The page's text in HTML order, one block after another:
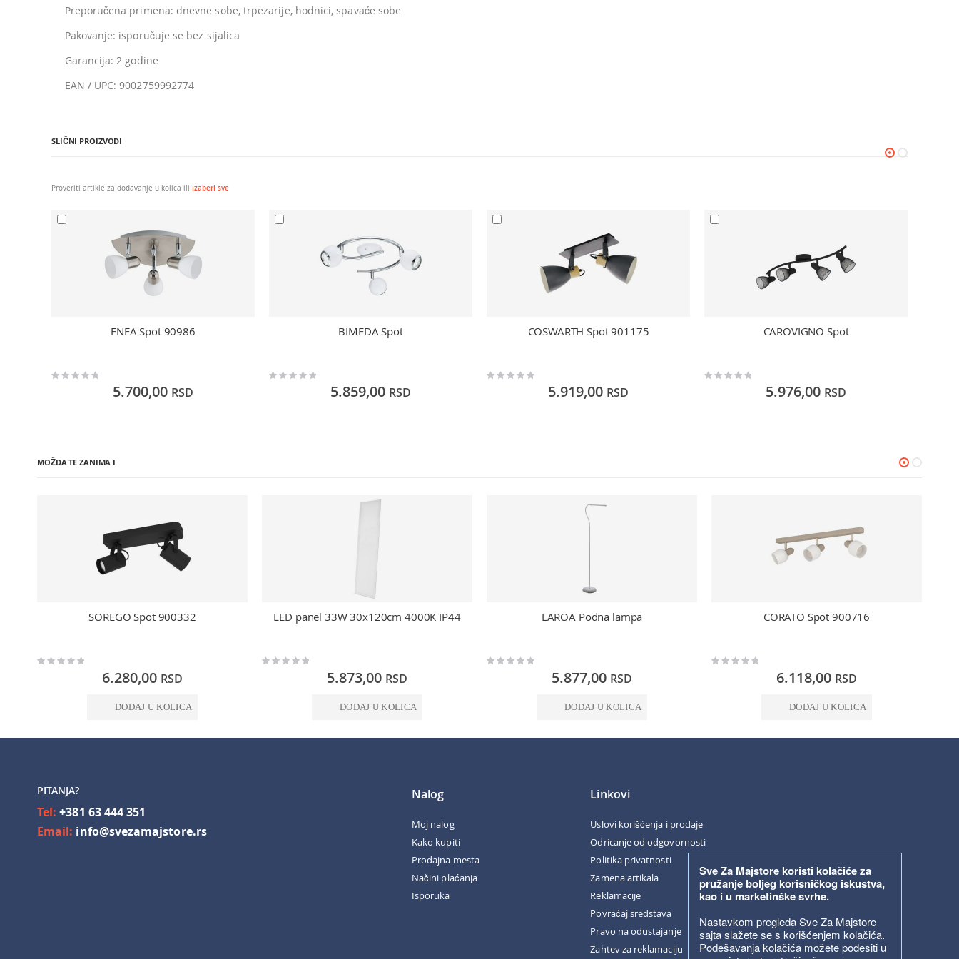
Sve Za Majstore koristi kolačiće za
pružanje boljeg korisničkog iskustva,
kao i u marketinške svrhe.
Nastavkom pregleda Sve Za Majstore
sajta slažete se s korišćenjem kolačića.
Podešavanja kolačića možete podesiti u
Preporučena primena: dnevne sobe, trpezarije, hodnici, spavaće sobe
Pakovanje: isporučuje se bez sijalica
Garancija: 2 godine
EAN / UPC: 9002759992774
SLIČNI PROIZVODI
Proveriti artikle za dodavanje u kolica ili izaberi sve
ENEA Spot 90986
Rating:
5.700,00 RSD
BIMEDA Spot
Rating:
5.859,00 RSD
COSWARTH Spot 901175
Rating:
5.919,00 RSD
CAROVIGNO Spot
Rating:
5.976,00 RSD
MOŽDA TE ZANIMA I
SOREGO Spot 900332
Rating:
6.280,00 RSD
DODAJ U KOLICA
LED panel 33W 30x120cm 4000K IP44
Rating:
5.873,00 RSD
DODAJ U KOLICA
LAROA Podna lampa
Rating:
5.877,00 RSD
DODAJ U KOLICA
CORATO Spot 900716
Rating:
6.118,00 RSD
DODAJ U KOLICA
PITANJA?
Tel:+381 63 444 351
Email: info@svezamajstore.rs
Nalog
Moj nalog
Kako kupiti
Prodajna mesta
Načini plaćanja
Isporuka
Linkovi
Uslovi korišćenja i prodaje
Odricanje od odgovornosti
Politika privatnosti
Zamena artikala
Reklamacije
Povraćaj sredstava
Pravo na odustajanje
Zahtev za reklamaciju